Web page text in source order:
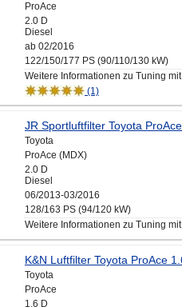
ProAce
2.0 D
Diesel
ab 02/2016
122/150/177 PS (90/110/130 kW)
Weitere Informationen zu Tuning
(1)
JR Sportluftfilter Toyota
Toyota
ProAce (MDX)
2.0 D
Diesel
06/2013-03/2016
128/163 PS (94/120 kW)
Weitere Informationen zu Tuning
K&N Luftfilter Toyota ProAce
Toyota
ProAce
1.6 D